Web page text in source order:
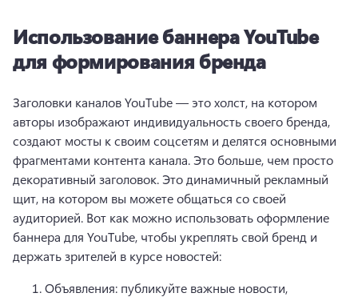
Использование баннера YouTube
для формирования бренда
Заголовки каналов YouTube — это холст, на котором
авторы изображают индивидуальность своего бренда,
создают мосты к своим соцсетям и делятся основными
фрагментами контента канала. Это больше, чем просто
декоративный заголовок. Это динамичный рекламный
щит, на котором вы можете общаться со своей
аудиторией. Вот как можно использовать оформление
баннера для YouTube, чтобы укреплять свой бренд и
держать зрителей в курсе новостей:
Объявления: публикуйте важные новости,